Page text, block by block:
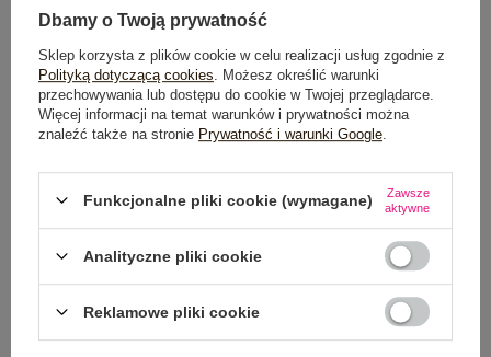
OPIS PRODUKTU
GŁÓWNE PARAMETRY
WYSYŁKA I DOSTAWA
ZWROTY I REKLAMACJE
Dbamy o Twoją prywatność
Sklep korzysta z plików cookie w celu realizacji usług zgodnie z
Polityką dotyczącą cookies . Możesz określić warunki
przechowywania lub dostępu do cookie w Twojej przeglądarce.
Więcej informacji na temat warunków i prywatności można
znaleźć także na stronie Prywatność i warunki Google
Funkcjonalne pliki cookie (wymagane)
Zawsze
aktywne
Analityczne pliki cookie
Reklamowe pliki cookie